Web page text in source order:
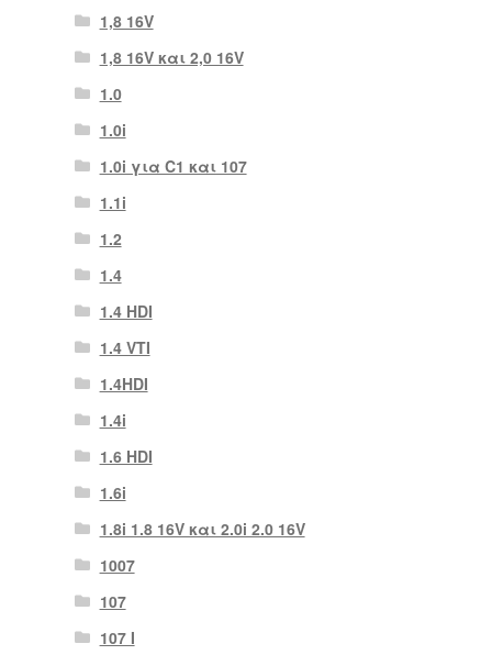
1,8 16V
1,8 16V και 2,0 16V
1.0
1.0i
1.0i για C1 και 107
1.1i
1.2
1.4
1.4 HDI
1.4 VTI
1.4HDI
1.4i
1.6 HDI
1.6i
1.8i 1.8 16V και 2.0i 2.0 16V
1007
107
107 Ι